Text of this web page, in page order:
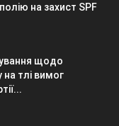
на захист SPF
щодо
тлі вимог